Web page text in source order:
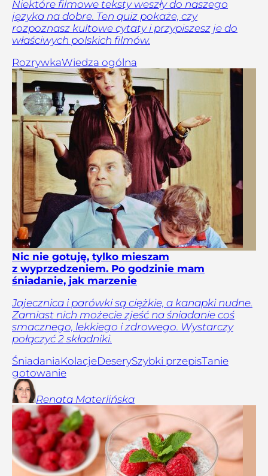
Niektóre filmowe teksty weszły do naszego
języka na dobre. Ten quiz pokaże, czy
rozpoznasz kultowe cytaty i przypiszesz je do
właściwych polskich filmów.
RozrywkaWiedza ogólna
Nic nie gotuję, tylko mieszam
z wyprzedzeniem. Po godzinie mam
śniadanie, jak marzenie
Jajecznica i parówki są ciężkie, a kanapki nudne.
Zamiast nich możecie zjeść na śniadanie coś
smacznego, lekkiego i zdrowego. Wystarczy
połączyć 2 składniki.
ŚniadaniaKolacjeDeserySzybki przepisTanie
gotowanie
Renata Materlińska